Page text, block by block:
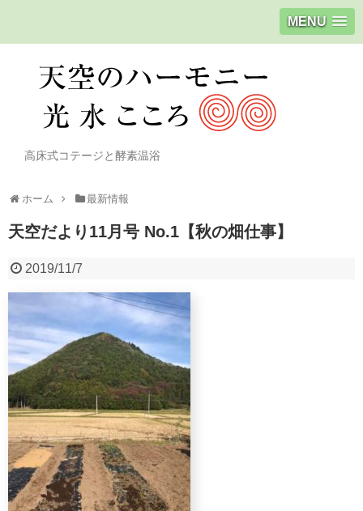
MENU
高床式コテージと酵素温浴
ホーム 最新情報
天空だより11月号 No.1【秋の畑仕事】
2019/11/7